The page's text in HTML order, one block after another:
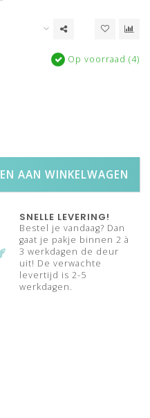
Op voorraad (4)
AAN WINKELWAGEN
SNELLE LEVERING!
Bestel je vandaag? Dan
gaat je pakje binnen 2 à
3 werkdagen de deur
uit! De verwachte
levertijd is 2-5
werkdagen.